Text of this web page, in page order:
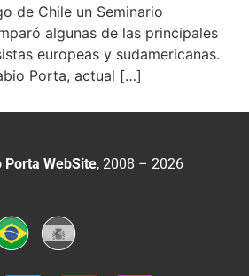
de Chile un Seminario
algunas de las principales
europeas y sudamericanas.
Porta, actual […]
Porta WebSite, 2008 – 2026